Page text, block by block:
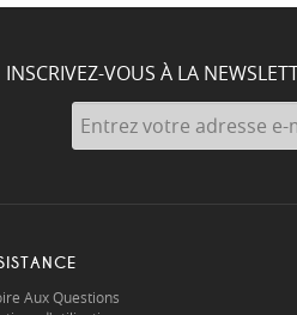
INSCRIVEZ-VOUS À LA
Aux Questions